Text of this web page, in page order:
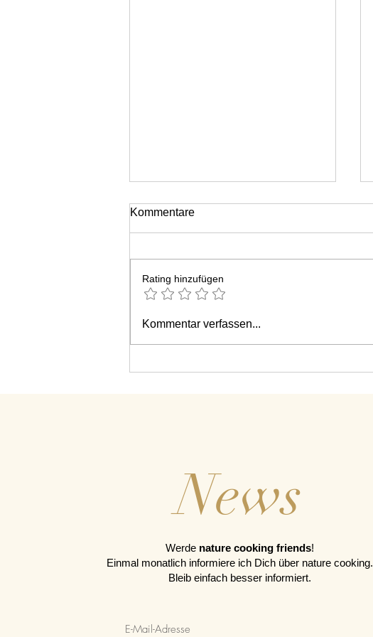
Teamtag mit Feuer, Fisch und
Kommentare
Rating hinzufügen
Kommentar verfassen...
News
Werde nature cooking friends!
Einmal monatlich informiere ich Dich über nature cooking.
Bleib einfach besser informiert.